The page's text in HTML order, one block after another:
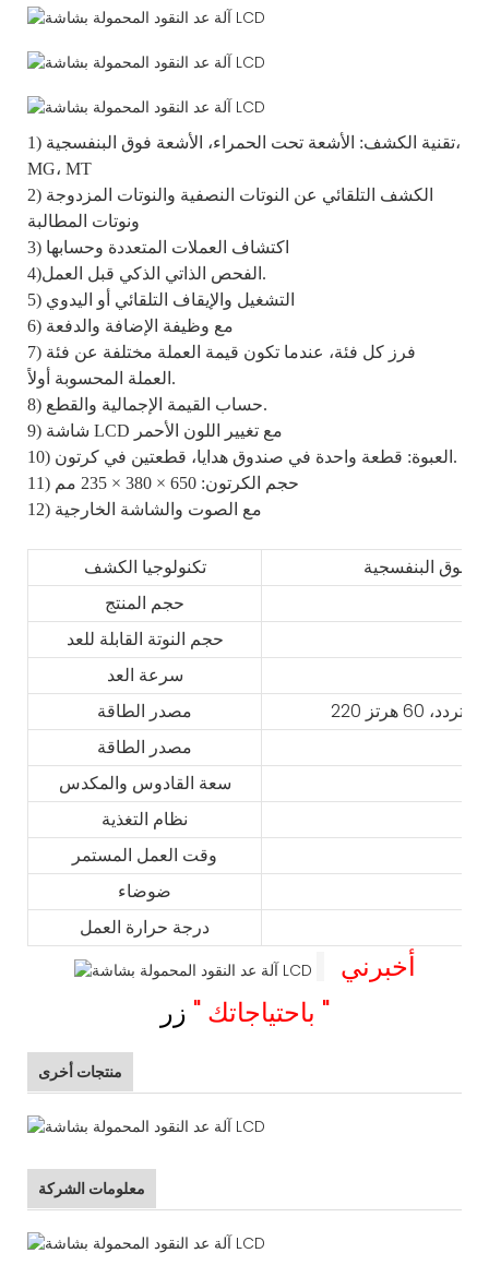
1) تقنية الكشف: الأشعة تحت الحمراء، الأشعة فوق البنفسجية،
MG، MT
2) الكشف التلقائي عن النوتات النصفية والنوتات المزدوجة
ونوتات المطالبة
3) اكتشاف العملات المتعددة وحسابها
4)الفحص الذاتي الذكي قبل العمل.
5) التشغيل والإيقاف التلقائي أو اليدوي
6) مع وظيفة الإضافة والدفعة
7) فرز كل فئة، عندما تكون قيمة العملة مختلفة عن فئة
العملة المحسوبة أولاً.
8) حساب القيمة الإجمالية والقطع.
9) شاشة LCD مع تغيير اللون الأحمر
10) العبوة: قطعة واحدة في صندوق هدايا، قطعتين في كرتون.
11) حجم الكرتون: 650 × 380 × 235 مم
12) مع الصوت والشاشة الخارجية
تكنولوجيا الكشف
حجم المنتج
حجم النوتة القابلة للعد
سرعة العد
مصدر الطاقة
مصدر الطاقة
سعة القادوس والمكدس
نظام التغذية
وقت العمل المستمر
ضوضاء
درجة حرارة العمل
أخبرني
باحتياجاتك " زر "
منتجات أخرى
معلومات الشركة